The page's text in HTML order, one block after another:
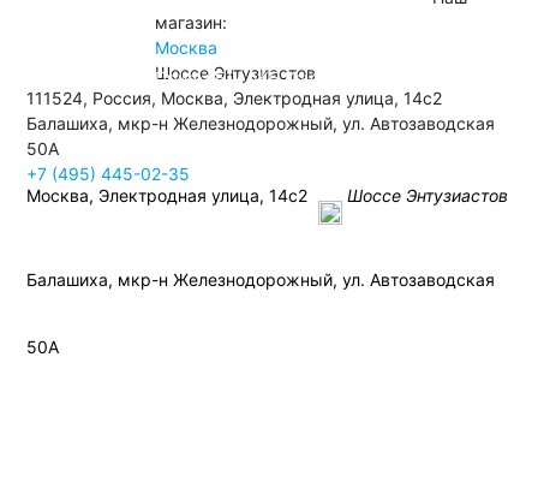
Прием Б/У АКБ Контакты
Москва, Электродная улица, 14с2 Шоссе Энтузиастов
Балашиха, мкр-н Железнодорожный, ул. Автозаводская
50А
магазин:
Москва
Шоссе Энтузиастов
111524, Россия, Москва, Электродная улица, 14с2
Балашиха, мкр-н Железнодорожный, ул. Автозаводская
50А
+7 (495) 445-02-35